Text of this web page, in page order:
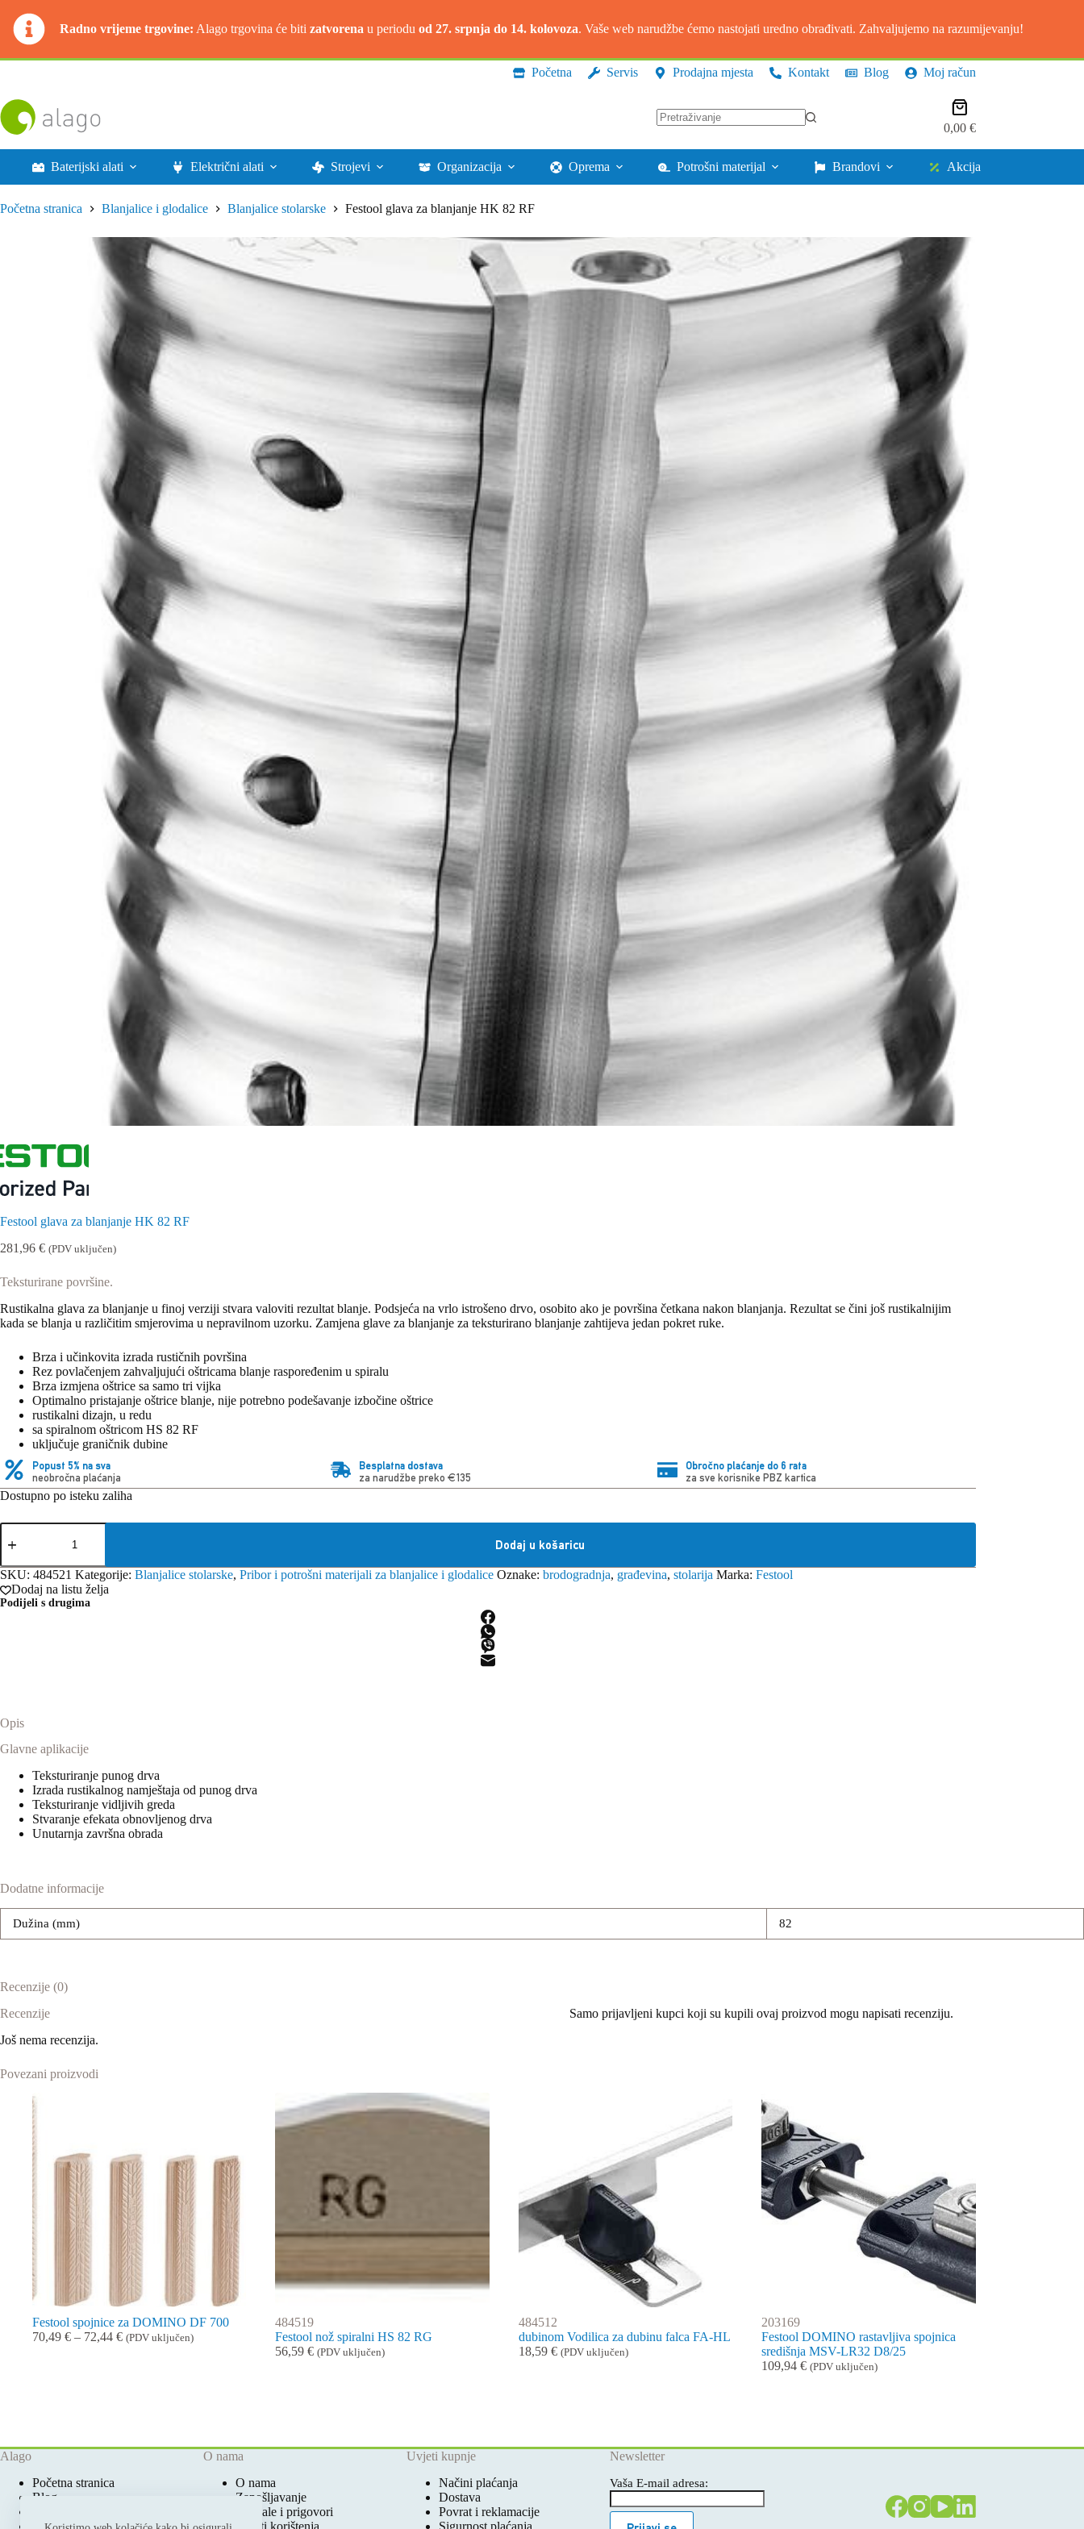
Radno vrijeme trgovine: Alago trgovina će biti zatvorena u periodu od 27. srpnja do 14. kolovoza. Vaše web narudžbe ćemo nastojati uredno obrađivati. Zahvaljujemo na razumijevanju!
Preskoči
Početna Servis Prodajna mjesta Kontakt Blog Moj račun
rezultata.
Košarica
0,00 €
Baterijski alati Električni alati Strojevi Organizacija Oprema Potrošni materijal Brandovi Akcija
Početna stranica Blanjalice i glodalice Blanjalice stolarske Festool glava za blanjanje HK 82 RF
Festool glava za blanjanje HK 82 RF
281,96 € (PDV uključen)
Teksturirane površine.
Rustikalna glava za blanjanje u finoj verziji stvara valoviti rezultat blanje. Podsjeća na vrlo istrošeno drvo, osobito ako je površina četkana nakon blanjanja. Rezultat se čini još rustikalnijim
kada se blanja u različitim smjerovima u nepravilnom uzorku. Zamjena glave za blanjanje za teksturirano blanjanje zahtijeva jedan pokret ruke.
Brza i učinkovita izrada rustičnih površina
Rez povlačenjem zahvaljujući oštricama blanje raspoređenim u spiralu
Brza izmjena oštrice sa samo tri vijka
Optimalno pristajanje oštrice blanje, nije potrebno podešavanje izbočine oštrice
rustikalni dizajn, u redu
sa spiralnom oštricom HS 82 RF
uključuje graničnik dubine
Popust 5% na sva
neobročna plaćanja
Besplatna dostava
za narudžbe preko €135
Obročno plaćanje do 6 rata
za sve korisnike PBZ kartica
Dostupno po isteku zaliha
Festool
glava
blanjanje
HK
82
RF
Dodaj u košaricu
SKU: 484521 Kategorije: Blanjalice stolarske, Pribor i potrošni materijali za blanjalice i glodalice Oznake: brodogradnja, građevina, stolarija Marka: Festool
Dodaj na listu želja
Podijeli s drugima
Opis
Glavne aplikacije
Teksturiranje punog drva
Izrada rustikalnog namještaja od punog drva
Teksturiranje vidljivih greda
Stvaranje efekata obnovljenog drva
Unutarnja završna obrada
Dodatne informacije
Dužina (mm) 82
Recenzije (0)
Recenzije
Još nema recenzija.
Samo prijavljeni kupci koji su kupili ovaj proizvod mogu napisati recenziju.
Povezani proizvodi
Festool spojnice za DOMINO DF 700
70,49 € – 72,44 €Raspon
(PDV uključen)
484519
Festool nož spiralni HS 82 RG
56,59€ (PDV uključen)
484512
dubinom Vodilica za dubinu falca FA-HL
18,59 € (PDV uključen)
203169
Festool DOMINO rastavljiva spojnica
središnja MSV-LR32 D8/25
109,94€ (PDV uključen)
Alago
Početna stranica
Blog
Prodajna mjesta
O nama
O nama
Zapošljavanje
Pohvale i prigovori
Uvjeti korištenja
Uvjeti kupnje
Načini plaćanja
Dostava
Povrat i reklamacije
Sigurnost plaćanja
Newsletter
Vaša E-mail adresa: